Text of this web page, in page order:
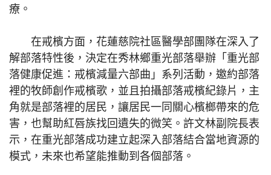
療。
在戒檳方面，花蓮慈院社區醫學部團隊在深入了
解部落特性後，決定在秀林鄉重光部落舉辦「重光部
落健康促進：戒檳減量六部曲」系列活動，邀約部落
裡的牧師創作戒檳歌，並且拍攝部落戒檳紀錄片，主
角就是部落裡的居民，讓居民一同關心檳榔帶來的危
害，也幫助紅唇族找回遺失的微笑。許文林副院長表
示，在重光部落成功建立起深入部落結合當地資源的
模式，未來也希望能推動到各個部落。